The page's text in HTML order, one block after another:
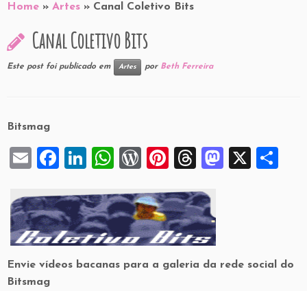
toHome » Artes » Canal Coletivo Bits
Canal Coletivo Bits
Este post foi publicado em Artes por Beth Ferreira
Bitsmag
E
ai
l
F
c
e
b
o
Li
k
e
dI
n
W
at
s
A
p
W
d
P
re
ss
Pi
er
es
t
T
e
a
d
s
M
o
X
Envie vídeos bacanas para a galeria da rede social do
Bitsmag